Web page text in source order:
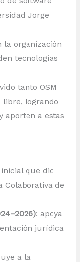
Jorge
la organización
tecnologías
tanto OSM
libre, logrando
aporten a estas
que dio
Colaborativa de
: apoya
jurídica
a la